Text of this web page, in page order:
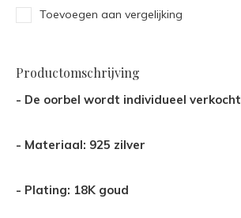
Toevoegen aan vergelijking
Productomschrijving
- De oorbel wordt individueel verkocht
- Materiaal: 925 zilver
- Plating: 18K goud